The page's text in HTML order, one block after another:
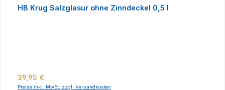
HB Krug Salzglasur ohne Zinndeckel 0,5 l
Regulärer Preis:
39,95 €
Preise inkl. MwSt. zzgl. Versandkosten